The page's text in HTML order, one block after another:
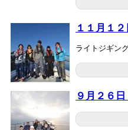
１１月１
ライトジギン
９月２６